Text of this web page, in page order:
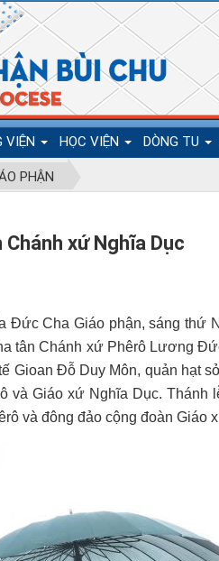
VIỆN HỌC VIỆN DÒNG TU
PHẬN
xứ Nghĩa Dục
Đức Cha Giáo phận, sáng thứ
tân Chánh xứ Phêrô Lương
Gioan Đỗ Duy Môn, quản hạt
và Giáo xứ Nghĩa Dục. Thánh
và đông đảo cộng đoàn Giáo